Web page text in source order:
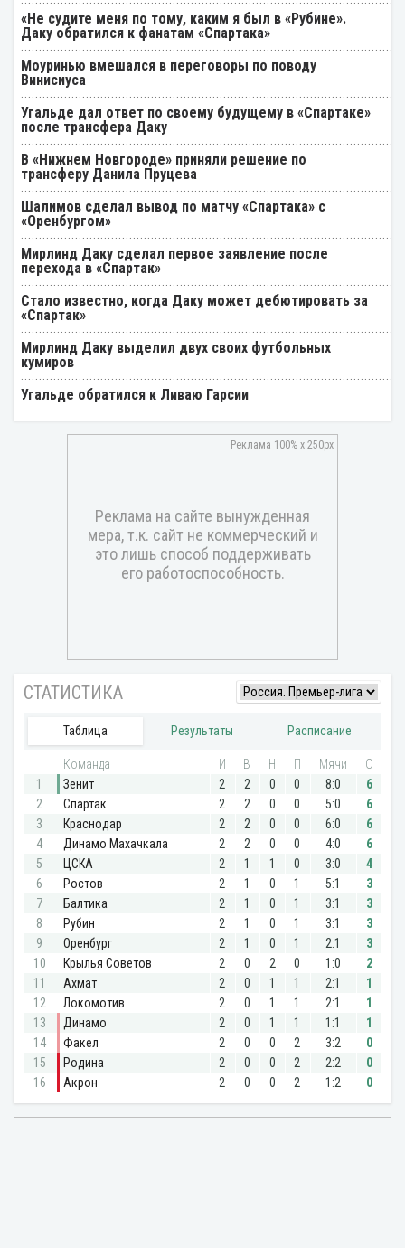
«Не судите меня по тому, каким я был в «Рубине».
Даку обратился к фанатам «Спартака»
Моуринью вмешался в переговоры по поводу
Винисиуса
Угальде дал ответ по своему будущему в «Спартаке»
после трансфера Даку
В «Нижнем Новгороде» приняли решение по
трансферу Данила Пруцева
Шалимов сделал вывод по матчу «Спартака» с
«Оренбургом»
Мирлинд Даку сделал первое заявление после
перехода в «Спартак»
Стало известно, когда Даку может дебютировать за
«Спартак»
Мирлинд Даку выделил двух своих футбольных
кумиров
Угальде обратился к Ливаю Гарсии